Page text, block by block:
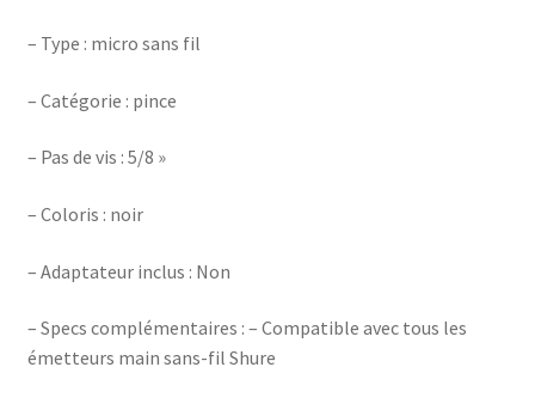
– Type : micro sans fil
– Catégorie : pince
– Pas de vis : 5/8 »
– Coloris : noir
– Adaptateur inclus : Non
– Specs complémentaires : – Compatible avec tous les
émetteurs main sans-fil Shure